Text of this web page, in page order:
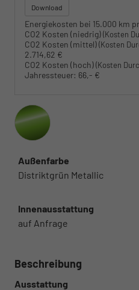
Download
Energiekosten bei 15.000 km
CO2 Kosten (niedrig)(Kosten
CO2 Kosten (mittel)(Kosten
2.714,62 €
CO2 Kosten (hoch)(Kosten
Jahressteuer: 66,- €
Außenfarbe
Distriktgrün Metallic
Innenausstattung
auf Anfrage
Beschreibung
Ausstattung